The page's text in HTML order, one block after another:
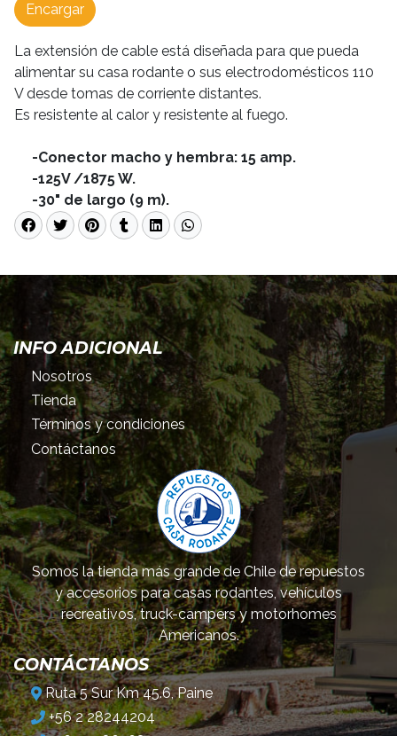
Encargar
La extensión de cable está diseñada para que pueda
alimentar su casa rodante o sus electrodomésticos 110
V desde tomas de corriente distantes.
Es resistente al calor y resistente al fuego.
-Conector macho y hembra: 15 amp.
-125V /1875 W.
-30" de largo (9 m).
INFO ADICIONAL
Nosotros
Tienda
Términos y condiciones
Contáctanos
Somos la tienda más grande de Chile de repuestos
y accesorios para casas rodantes, vehículos
recreativos, truck-campers y motorhomes
Americanos.
CONTÁCTANOS
Ruta 5 Sur Km 45.6, Paine
+56 2 28244204